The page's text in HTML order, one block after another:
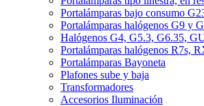
Portalámparas bajo consumo
Portalámparas halógenos G9 y
Halógenos G4, G5.3, G6.35,
Portalámparas halógenos R7s,
Portalámparas Bayoneta
Plafones sube y baja
Transformadores
Accesorios Iluminación